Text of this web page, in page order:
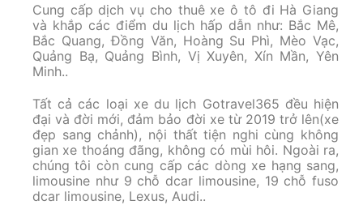
Cung cấp dịch vụ cho thuê xe ô tô đi Hà Giang
và khắp các điểm du lịch hấp dẫn như: Bắc Mê,
Bắc Quang, Đồng Văn, Hoàng Su Phì, Mèo Vạc,
Quảng Bạ, Quảng Bình, Vị Xuyên, Xín Mần, Yên
Minh..
Tất cả các loại xe du lịch Gotravel365 đều hiện
đại và đời mới, đảm bảo đời xe từ 2019 trở lên(xe
đẹp sang chảnh), nội thất tiện nghi cùng không
gian xe thoáng đãng, không có mùi hôi. Ngoài ra,
chúng tôi còn cung cấp các dòng xe hạng sang,
limousine như 9 chỗ dcar limousine, 19 chỗ fuso
dcar limousine, Lexus, Audi..